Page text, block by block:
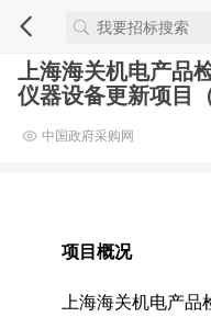
上海海关机电产品
仪器设备更新项目
中国政府采购网
项目概况
上海海关机电产品